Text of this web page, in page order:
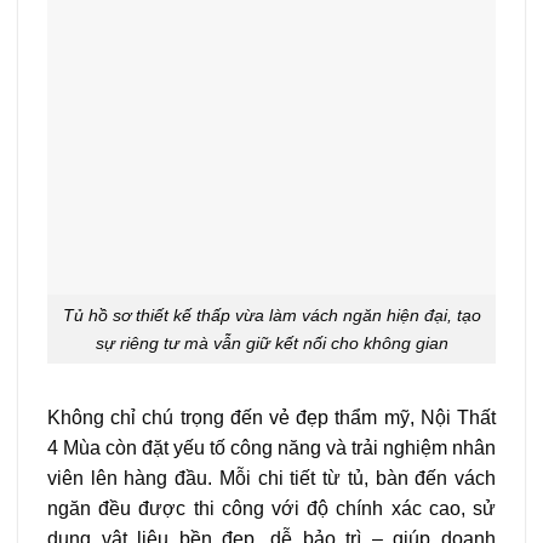
Tủ hồ sơ thiết kế thấp vừa làm vách ngăn hiện đại, tạo
sự riêng tư mà vẫn giữ kết nối cho không gian
Không chỉ chú trọng đến vẻ đẹp thẩm mỹ, Nội Thất
4 Mùa còn đặt yếu tố công năng và trải nghiệm nhân
viên lên hàng đầu. Mỗi chi tiết từ tủ, bàn đến vách
ngăn đều được thi công với độ chính xác cao, sử